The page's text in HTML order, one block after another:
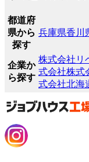
都道府
県から
探す
兵庫県香川
企業か
ら探す
株式会社リ
式会社株式
式会社北海